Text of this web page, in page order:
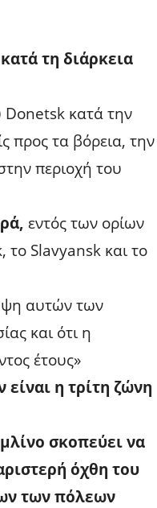
τη διάρκεια
Donetsk κατά την
προς τα βόρεια, την
περιοχή του
εντός των ορίων
το Slavyansk και το
αυτών των
και ότι η
έτους»
η τρίτη ζώνη
σκοπεύει να
όχθη του
των πόλεων